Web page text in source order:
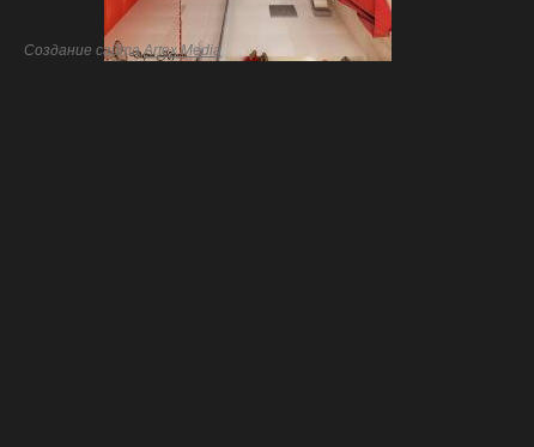
Создание сайтаArtex Media